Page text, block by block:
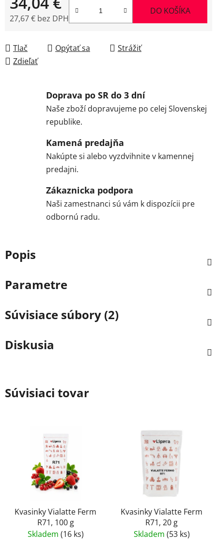
27,67 € bez DPH
DO KOŠÍKA
Tlač Opýtať sa
Strážiť
Zdieľať
Doprava po SR do 3 dní
Naše zboží dopravujeme po celej Slovenskej
republike.
Kamená predajňa
Nakúpte si alebo vyzdvihnite v kamennej
predajni.
Zákaznicka podpora
Naši zamestnanci sú vám k dispozícii pre
odbornú radu.
Popis
Parametre
Súvisiace súbory (2)
Diskusia
Súvisiaci tovar
Kvasinky Vialatte Ferm
R71, 100 g
Skladem (16 ks)
Kvasinky Vialatte Ferm
R71, 20 g
Skladem (53 ks)